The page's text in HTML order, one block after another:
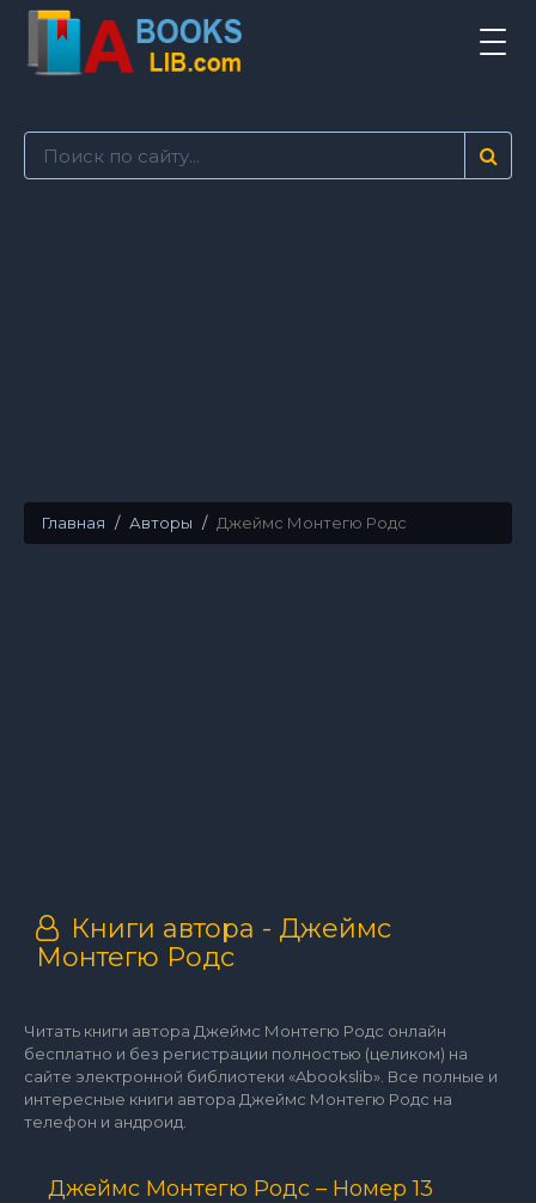
Главная Авторы Джеймс Монтегю Родс
Книги автора - Джеймс
Монтегю Родс
Читать книги автора Джеймс Монтегю Родс онлайн
бесплатно и без регистрации полностью (целиком) на
сайте электронной библиотеки «Abookslib». Все полные и
интересные книги автора Джеймс Монтегю Родс на
телефон и андроид.
Джеймс Монтегю Родс – Номер 13